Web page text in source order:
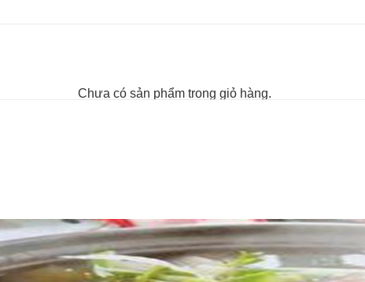
Chưa có sản phẩm trong giỏ hàng.